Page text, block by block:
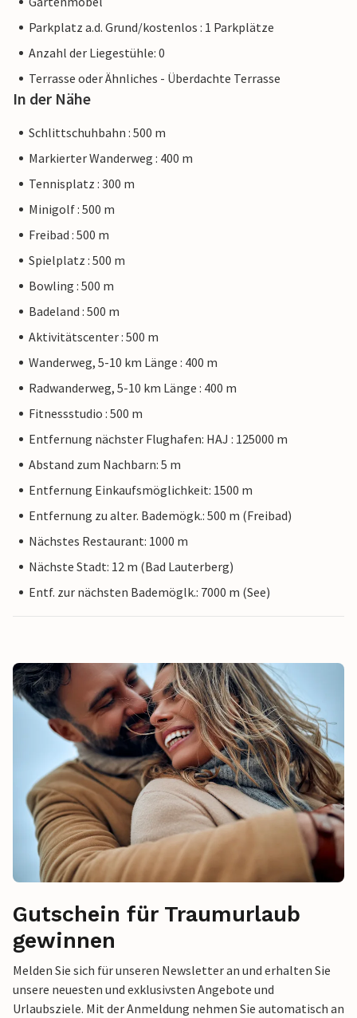
Parkplatz a.d. Grund/kostenlos : 1 Parkplätze
Anzahl der Liegestühle: 0
Terrasse oder Ähnliches - Überdachte Terrasse
In der Nähe
Schlittschuhbahn : 500 m
Markierter Wanderweg : 400 m
Tennisplatz : 300 m
Minigolf : 500 m
Freibad : 500 m
Spielplatz : 500 m
Bowling : 500 m
Badeland : 500 m
Aktivitätscenter : 500 m
Wanderweg, 5-10 km Länge : 400 m
Radwanderweg, 5-10 km Länge : 400 m
Fitnessstudio : 500 m
Entfernung nächster Flughafen: HAJ : 125000 m
Abstand zum Nachbarn: 5 m
Entfernung Einkaufsmöglichkeit: 1500 m
Entfernung zu alter. Bademögk.: 500 m (Freibad)
Nächstes Restaurant: 1000 m
Nächste Stadt: 12 m (Bad Lauterberg)
Entf. zur nächsten Bademöglk.: 7000 m (See)
Gutschein für Traumurlaub
gewinnen
Melden Sie sich für unseren Newsletter an und erhalten Sie
unsere neuesten und exklusivsten Angebote und
Urlaubsziele. Mit der Anmeldung nehmen Sie automatisch an